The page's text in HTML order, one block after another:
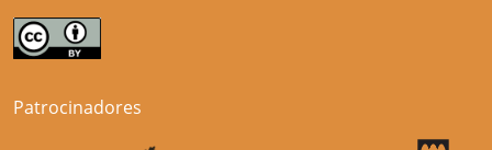
Patrocinadores